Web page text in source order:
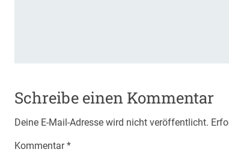
Schreibe einen Kommentar
Deine E-Mail-Adresse wird nicht veröffentlicht.
Kommentar*